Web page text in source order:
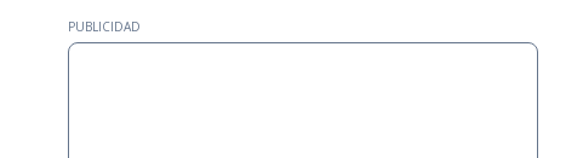
PUBLICIDAD